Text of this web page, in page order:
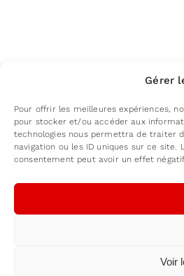
Gérer
Pour offrir les meilleures expériences,
pour stocker et/ou accéder aux
technologies nous permettra de traiter
navigation ou les ID uniques sur ce
consentement peut avoir un effet
Voir